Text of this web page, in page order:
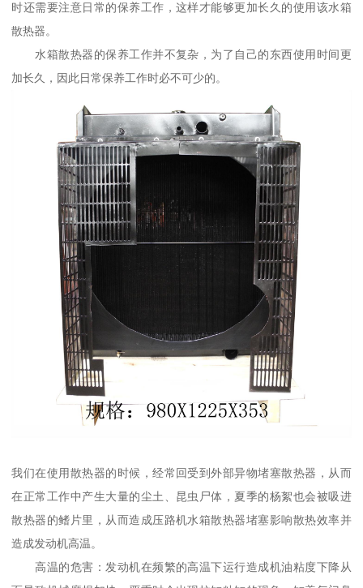
时还需要注意日常的保养工作，这样才能够更加长久的使用该水箱
散热器。
水箱散热器的保养工作并不复杂，为了自己的东西使用时间更
加长久，因此日常保养工作时必不可少的。
我们在使用散热器的时候，经常回受到外部异物堵塞散热器，从而
在正常工作中产生大量的尘土、昆虫尸体，夏季的杨絮也会被吸进
散热器的鳍片里，从而造成压路机水箱散热器堵塞影响散热效率并
造成发动机高温。
高温的危害：发动机在频繁的高温下运行造成机油粘度下降从